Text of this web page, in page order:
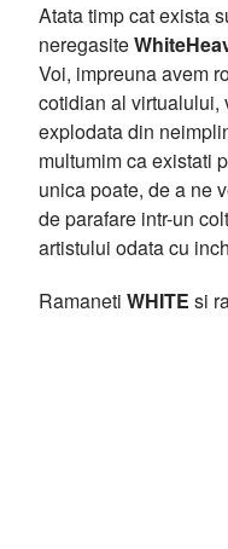
Atata timp cat exista
neregasite
Voi, impreuna avem
cotidian al virtualului,
explodata din
multumim ca existati
unica poate, de a ne
de parafare intr-un
artistului odata cu
Ramaneti WHITE si